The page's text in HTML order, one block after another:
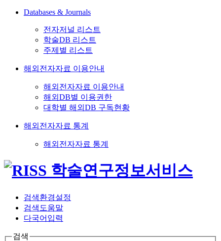
Databases & Journals
전자저널 리스트
학술DB 리스트
주제별 리스트
해외전자자료 이용안내
해외전자자료 이용안내
해외DB별 이용권한
대학별 해외DB 구독현황
해외전자자료 통계
해외전자자료 통계
검색환경설정
검색도움말
다국어입력
검색